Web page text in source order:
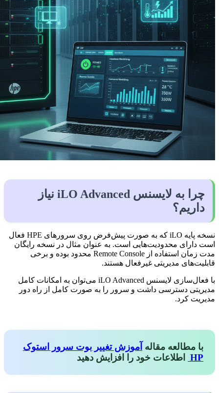
چرا به لایسنس iLO Advanced نیاز
داریم؟
نسخه پایه iLO که به صورت پیش‌فرض روی سرورهای HPE فعال
است دارای محدودیت‌هایی است. به عنوان مثال در نسخه رایگان
مدت زمان استفاده از Remote Console محدود بوده و برخی
قابلیت‌های مدیریتی غیرفعال هستند.
با فعال‌سازی لایسنس iLO Advanced می‌توان به امکانات کامل
مدیریتی دسترسی داشت و سرور را به صورت کامل از راه دور
مدیریت کرد.
با مطالعه مقاله آموزش تغییر بوت سرور استوک
HP
اطلاعات خود را افزایش دهید